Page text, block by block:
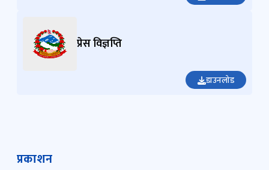
प्रेस विज्ञप्ति
डाउनलोड
प्रकाशन